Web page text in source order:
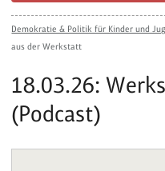
Demokratie & Politik für Kinder und
aus der Werkstatt
18.03.26:
(Podcast)